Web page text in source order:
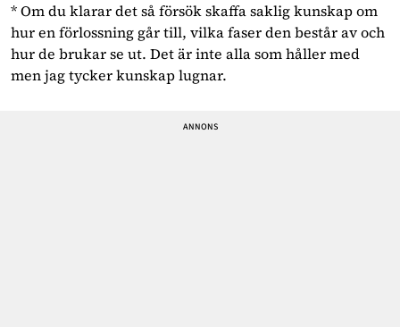
* Om du klarar det så försök skaffa saklig kunskap om
hur en förlossning går till, vilka faser den består av och
hur de brukar se ut. Det är inte alla som håller med
men jag tycker kunskap lugnar.